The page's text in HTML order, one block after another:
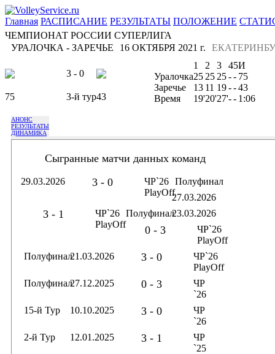
Главная РАСПИСАНИЕ РЕЗУЛЬТАТЫ ПОЛОЖЕНИЕ
ЧЕМПИОНАТ РОССИИ СУПЕРЛИГА
УРАЛОЧКА - ЗАРЕЧЬЕ
16 ОКТЯБРЯ 2021 г.
3 - 0
75 3-й тур43
1 2 3 45И
Уралочка25 25 25-- 75
Заречье
13 11 19--43
Время
19'20'27'-- 1:06
АНОНС
РЕЗУЛЬТАТЫ
ДИНАМИКА
Сыгранные матчи данных команд
29.03.2026 3 - 0
ЧР`26
PlayOff
Полуфинал
27.03.2026
3 - 1
ЧР`26
PlayOff
Полуфинал23.03.2026
0 - 3
ЧР`26
PlayOff
Полуфинал21.03.2026 3 - 0
ЧР`26
PlayOff
Полуфинал27.12.2025 0 - 3
ЧР
`26
15-й Тур
10.10.2025 3 - 0
ЧР
`26
2-й Тур
12.01.2025 3 - 1
ЧР
`25